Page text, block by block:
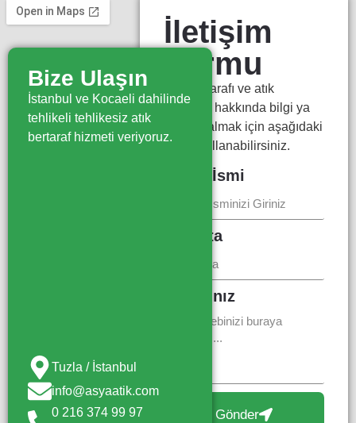
Bize Ulaşın
İstanbul ve Kocaeli dahilinde
tehlikeli tehlikesiz atık
bertaraf hizmeti veriyoruz.
Tuzla / İstanbul
info@asyaatik.com
0 216 374 99 97
İletişim
Formu
Atık bertarafı ve atık
yönetimi hakkında bilgi ya
da fiyat almak için aşağıdaki
formu kullanabilirsiniz.
Firma İsmi
E-Posta
Mesajınız
Gönder